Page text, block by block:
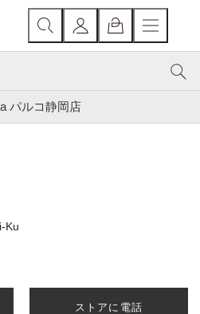
パルコ静岡店
Ku
ストアに電話